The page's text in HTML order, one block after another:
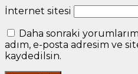
İnternet sitesi
Daha sonraki
adım, e-posta adresim ve
kaydedilsin.